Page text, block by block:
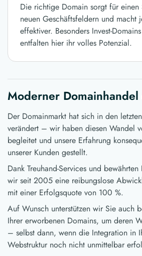
Die richtige Domain sorgt für einen
neuen Geschäftsfeldern und macht
effektiver. Besonders Invest-
entfalten hier ihr volles Potenzial.
Moderner
Der Domainmarkt hat sich in den
verändert – wir haben diesen Wandel
begleitet und unsere Erfahrung
unserer Kunden gestellt.
Dank Treuhand-Services und
wir seit 2005 eine reibungslose
mit einer Erfolgsquote von 100 %.
Auf Wunsch unterstützen wir Sie auch
Ihrer erworbenen Domains, um deren
– selbst dann, wenn die Integration in
Webstruktur noch nicht unmittelbar